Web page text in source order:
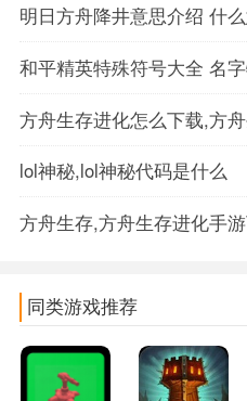
明日方舟降井意思介绍 什
和平精英特殊符号大全 名字特殊
方舟生存进化怎么下载,方舟
lol神秘,lol神秘代码是什么
方舟生存,方舟生存进化手
同类游戏推荐